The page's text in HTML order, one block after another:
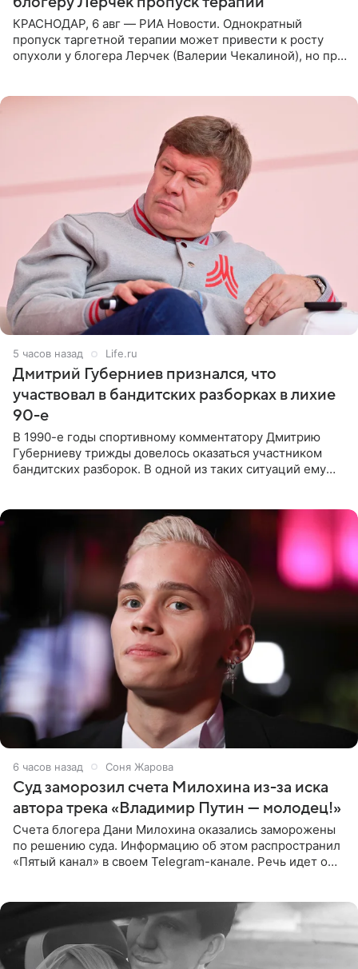
КРАСНОДАР, 6 авг — РИА Новости. Однократный
пропуск таргетной терапии может привести к росту
опухоли у блогера Лерчек (Валерии Чекалиной), но при
5 часов назад Life.ru
Дмитрий Губерниев признался, что
участвовал в бандитских разборках в лихие
90-е
В 1990-е годы спортивному комментатору Дмитрию
Губерниеву трижды довелось оказаться участником
бандитских разборок. В одной из таких ситуаций ему
6 часов назад Соня Жарова
Суд заморозил счета Милохина из-за иска
автора трека «Владимир Путин — молодец!»
Счета блогера Дани Милохина оказались заморожены
по решению суда. Информацию об этом распространил
«Пятый канал» в своем Telegram-канале. Речь идет о